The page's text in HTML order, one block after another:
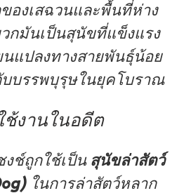
องเสฉวนและพื้นที่ห่าง
กมันเป็นสุนัขที่แข็งแรง
นแปลงทางสายพันธุ์น้อย
บบรรพบุรุษในยุคโบราณ
ช้งานในอดีต
งช์ถูกใช้เป็น สุนัขล่าสัตว์
ในการล่าสัตว์หลาก